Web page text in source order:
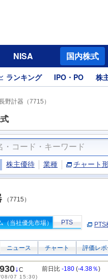
NISA 国内株式
ランキング IPO・PO 株
野計器（7715）
株主優待 業種 チャート
（7715）
（当社優先市場） PTS PTS
ニュース チャート 評価レポ
↓C
08/07 15:30)
前日比 -180 (-4.38％)